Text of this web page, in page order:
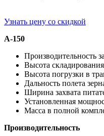
Узнать цену со скидкой
А-150
Производительность
Высота
Высота погрузки в
Дальность полета
Ширина захвата
Установленная
Масса в полной
Производительность